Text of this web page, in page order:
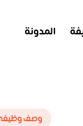
المدونة
وصف